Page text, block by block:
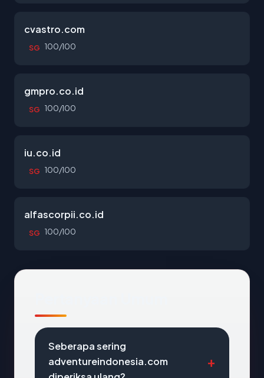
cvastro.com
SG 100/100
gmpro.co.id
SG 100/100
iu.co.id
SG 100/100
alfascorpii.co.id
SG 100/100
Seberapa sering
adventureindonesia.com